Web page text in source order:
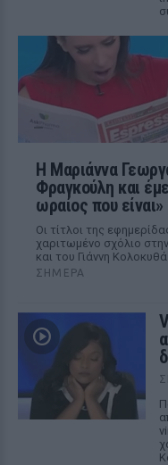
Η Μαριάννα
Φραγκούλη και
ωραίος που είναι»
Οι τίτλοι της
χαριτωμένο σχόλιο
και του Γιάννη Κολοκυθά
ΣΉΜΕΡΑ